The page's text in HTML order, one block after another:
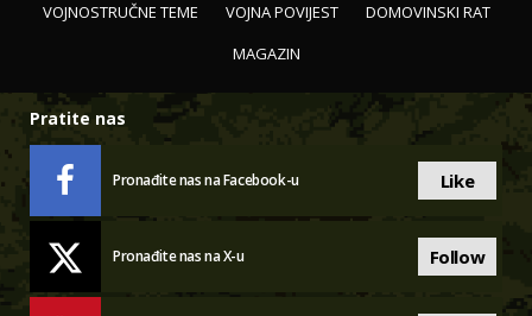
VOJNOSTRUČNE TEME
VOJNA POVIJEST
DOMOVINSKI RAT
MAGAZIN
Pratite nas
Pronađite nas na Facebook-u Like
Pronađite nas na X-u Follow